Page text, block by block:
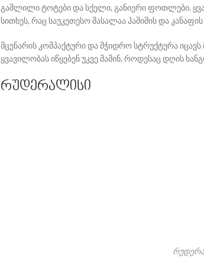
გაშლილი ტოტები და სქელი, განიერი ფოთლები.
სითხეს, რაც საუკეთესო მასალაა ჰაშიშის და
მცენარის კომპაქტური და მჭიდრო სტრუქტურა იცავს
ყვავილობას იწყებენ უკვე მაშინ, როდესაც დღის
რუდერალისი